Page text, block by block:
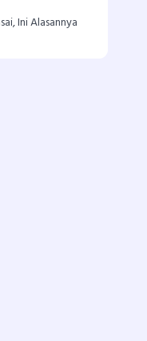
Ini Alasannya